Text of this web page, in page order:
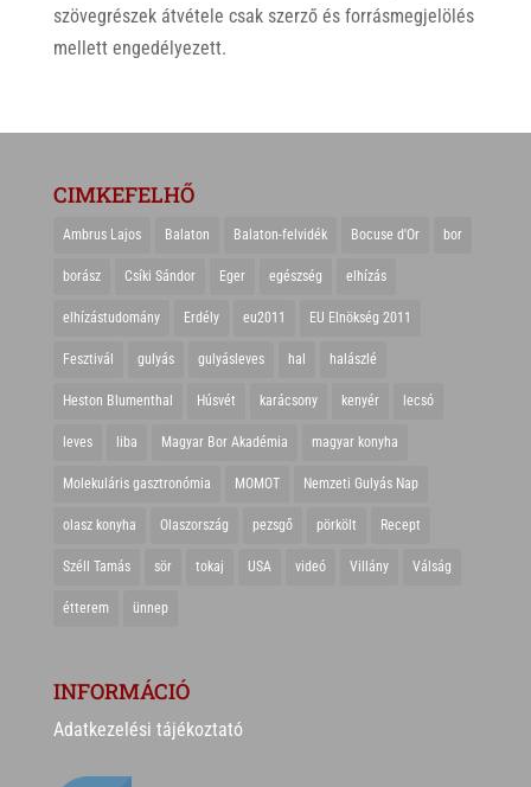
szövegrészek átvétele csak szerző és forrásmegjelölés
mellett engedélyezett.
CIMKEFELHŐ
Ambrus Lajos Balaton Balaton-felvidék Bocuse d'Or bor
borász Csíki Sándor Eger egészség elhízás
elhízástudomány Erdély eu2011 EU Elnökség 2011
Fesztivál gulyás gulyásleves hal halászlé
Heston Blumenthal Húsvét karácsony kenyér lecsó
leves liba Magyar Bor Akadémia magyar konyha
Molekuláris gasztronómia MOMOT Nemzeti Gulyás Nap
olasz konyha Olaszország pezsgő pörkölt Recept
Széll Tamás sör tokaj USA videó Villány Válság
étterem ünnep
INFORMÁCIÓ
Adatkezelési tájékoztató